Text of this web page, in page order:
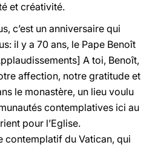
et créativité.
c’est un anniversaire qui
il y a 70 ans, le Pape Benoît
A toi, Benoît,
affection, notre gratitude et
le monastère, un lieu voulu
contemplatives ici au
pour l’Eglise.
contemplatif du Vatican, qui